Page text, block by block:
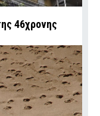
46χρονης